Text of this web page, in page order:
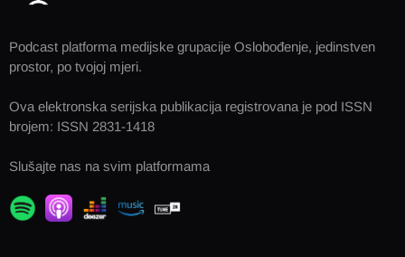
Podcast platforma medijske grupacije Oslobođenje, jedinstven
prostor, po tvojoj mjeri.
Ova elektronska serijska publikacija registrovana je pod ISSN
brojem: ISSN 2831-1418
Slušajte nas na svim platformama